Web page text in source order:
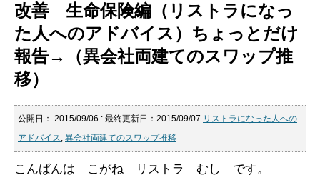
改善 生命保険編（リストラになっ
た人へのアドバイス）ちょっとだけ
報告→（異会社両建てのスワップ推
移）
公開日： 2015/09/06 : 最終更新日：2015/09/07 リストラになった人への
アドバイス, 異会社両建てのスワップ推移
こんばんは こがね リストラ むし です。